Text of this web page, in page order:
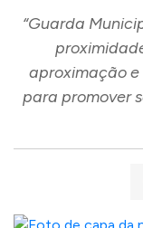
“Guarda
aproximação
para promover